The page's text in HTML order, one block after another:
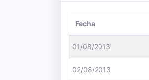
Fecha
01/08/2013
02/08/2013